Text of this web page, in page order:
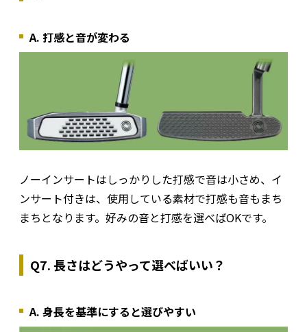
A. 打感と音が変わる
ノーインサートはしっかりした打感で音は小さめ、イ
ンサート付きは、使用している素材で打感も音もまち
まちとなります。好みの音と打感を選べばOKです。
Q7. 長さはどうやって選べばいい？
A. 身長を基準にすると選びやすい